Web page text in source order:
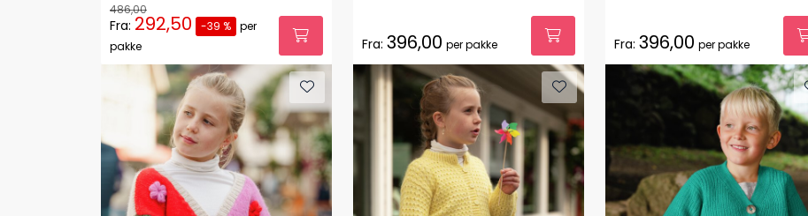
486,00
Fra: 292,50 -39 % per
pakke
Fra: 396,00 per pakke Fra: 396,00 per pakke